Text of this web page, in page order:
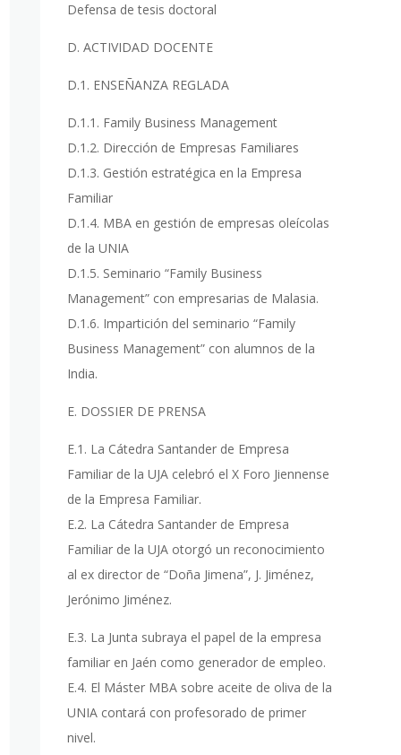
Defensa de tesis doctoral
D. ACTIVIDAD DOCENTE
D.1. ENSEÑANZA REGLADA
D.1.1. Family Business Management
D.1.2. Dirección de Empresas Familiares
D.1.3. Gestión estratégica en la Empresa
Familiar
D.1.4. MBA en gestión de empresas oleícolas
de la UNIA
D.1.5. Seminario “Family Business
Management” con empresarias de Malasia.
D.1.6. Impartición del seminario “Family
Business Management” con alumnos de la
India.
E. DOSSIER DE PRENSA
E.1. La Cátedra Santander de Empresa
Familiar de la UJA celebró el X Foro Jiennense
de la Empresa Familiar.
E.2. La Cátedra Santander de Empresa
Familiar de la UJA otorgó un reconocimiento
al ex director de “Doña Jimena”, J. Jiménez,
Jerónimo Jiménez.
E.3. La Junta subraya el papel de la empresa
familiar en Jaén como generador de empleo.
E.4. El Máster MBA sobre aceite de oliva de la
UNIA contará con profesorado de primer
nivel.